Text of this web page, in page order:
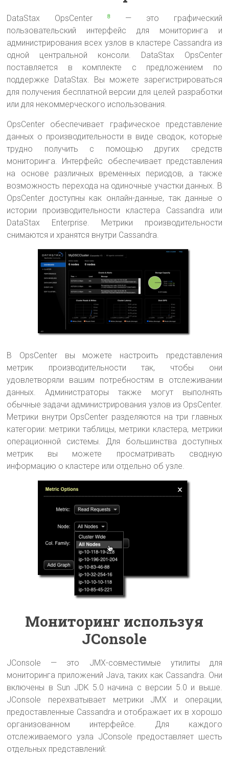
DataStax OpsCenter 8
— это графический
пользовательский интерфейс для мониторинга и
администрирования всех узлов в кластере Cassandra из
одной центральной консоли. DataStax OpsCenter
поставляется в комплекте с предложением по
поддержке DataStax. Вы можете зарегистрироваться
для получения бесплатной версии для целей разработки
или для некоммерческого использования.
OpsCenter обеспечивает графическое представление
данных о производительности в виде сводок, которые
трудно получить с помощью других средств
мониторинга. Интерфейс обеспечивает представления
на основе различных временных периодов, а также
возможность перехода на одиночные участки данных. В
OpsCenter доступны как онлайн-данные, так данные о
истории производительности кластера Cassandra или
DataStax Enterprise. Метрики производительности
снимаются и хранятся внутри Cassandra.
В OpsCenter вы можете настроить представления
метрик производительности так, чтобы они
удовлетворяли вашим потребностям в отслеживании
данных. Администраторы также могут выполнять
обычные задачи администрирования узлов из OpsCenter.
Метрики внутри OpsCenter разделяются на три главных
категории: метрики таблицы, метрики кластера, метрики
операционной системы. Для большинства доступных
метрик вы можете просматривать сводную
информацию о кластере или отдельно об узле.
Мониторинг используя
JConsole
JConsole — это JMX-совместимые утилиты для
мониторинга приложений Java, таких как Cassandra. Они
включены в Sun JDK 5.0 начина с версии 5.0 и выше.
JConsole перехватывает метрики JMX и операции,
предоставленные Cassandra и отображает их в хорошо
организованном интерфейсе. Для каждого
отслеживаемого узла JConsole предоставляет шесть
отдельных представлений: